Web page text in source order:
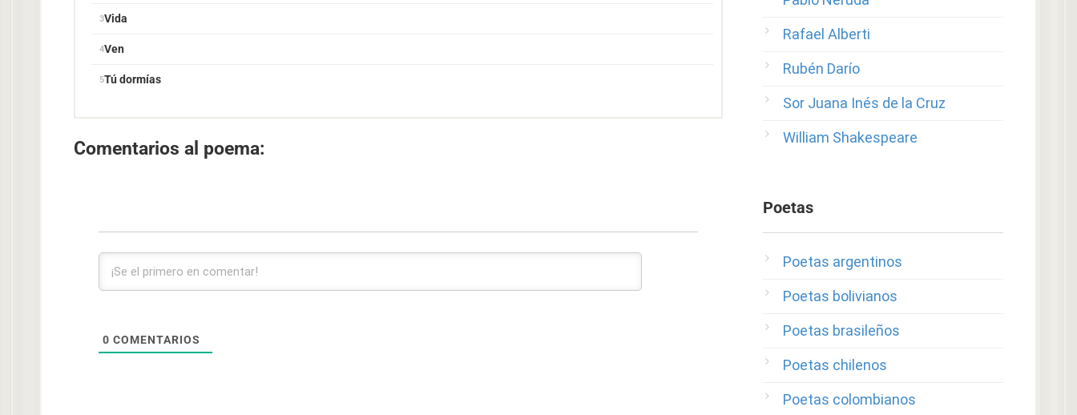
Vida
Ven
Tú dormías
Comentarios al poema:
0 COMENTARIOS
Rafael Alberti
Rubén Darío
Sor Juana Inés de la Cruz
William Shakespeare
Poetas
Poetas argentinos
Poetas bolivianos
Poetas brasileños
Poetas chilenos
Poetas colombianos